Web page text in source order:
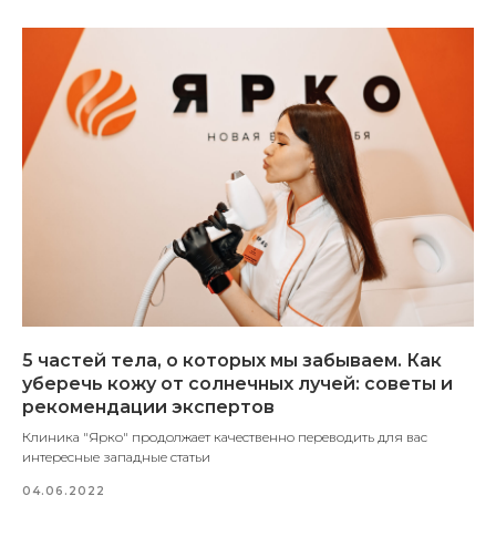
5 частей тела, о которых мы забываем. Как
уберечь кожу от солнечных лучей: советы и
рекомендации экспертов
Клиника "Ярко" продолжает качественно переводить для вас
интересные западные статьи
04.06.2022